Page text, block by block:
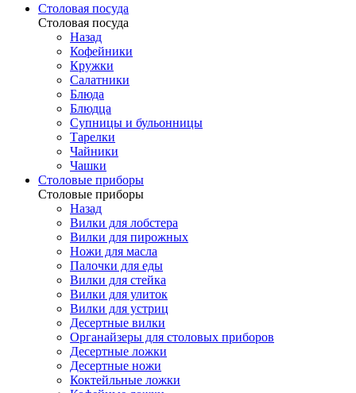
Столовая посуда
Столовая посуда
Назад
Кофейники
Кружки
Салатники
Блюда
Блюдца
Супницы и бульонницы
Тарелки
Чайники
Чашки
Cтоловые приборы
Cтоловые приборы
Назад
Вилки для лобстера
Вилки для пирожных
Ножи для масла
Палочки для еды
Вилки для стейка
Вилки для улиток
Вилки для устриц
Десертные вилки
Органайзеры для столовых приборов
Десертные ложки
Десертные ножи
Коктейльные ложки